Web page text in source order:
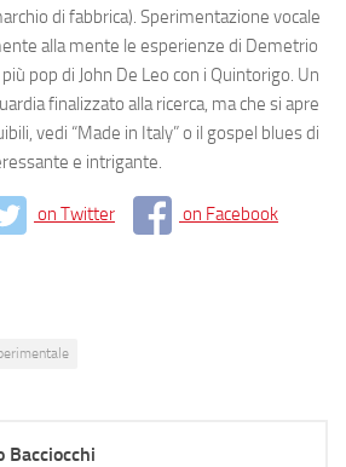
di fabbrica). Sperimentazione vocale
alla mente le esperienze di Demetrio
pop di John De Leo con i Quintorigo. Un
finalizzato alla ricerca, ma che si apre
vedi “Made in Italy” o il gospel blues di
e intrigante.
on Twitter on Facebook
Bacciocchi